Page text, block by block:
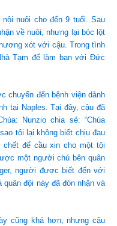
nuôi cho đến 9 tuổi. Sau
về nuôi, nhưng lại bóc lột
xót với cậu. Trong tình
Tạm để làm bạn với Đức
chuyển đến bệnh viện dành
tại Naples. Tại đây, cậu đã
Nunzio chia sẻ: “Chúa
tôi lại không biết chịu đau
chết để cầu xin cho một tội
một người chú bên quân
người được biết đến với
quân đội này đã đón nhận và
cũng khá hơn, nhưng cậu